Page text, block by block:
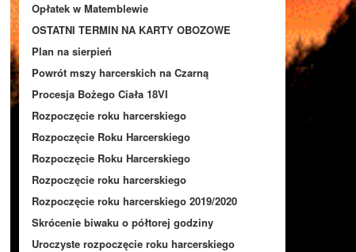
Opłatek w Matemblewie
OSTATNI TERMIN NA KARTY OBOZOWE
Plan na sierpień
Powrót mszy harcerskich na Czarną
Procesja Bożego Ciała 18VI
Rozpoczęcie roku harcerskiego
Rozpoczęcie Roku Harcerskiego
Rozpoczęcie Roku Harcerskiego
Rozpoczęcie roku harcerskiego
Rozpoczęcie roku harcerskiego 2019/2020
Skrócenie biwaku o półtorej godziny
Uroczyste rozpoczęcie roku harcerskiego